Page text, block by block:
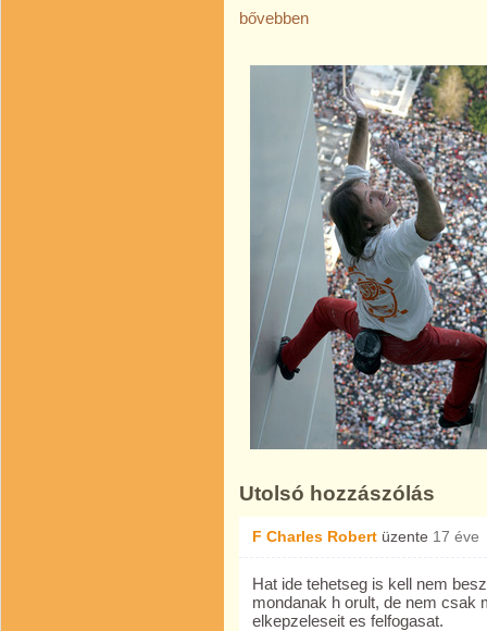
bővebben
Utolsó hozzászólás
F Charles Robert üzente 17 éve
Hat ide tehetseg is kell nem
mondanak h orult, de nem csak
elkepzeleseit es felfogasat.